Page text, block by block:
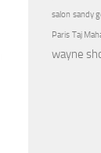
salon sandy
Paris Taj
wayne